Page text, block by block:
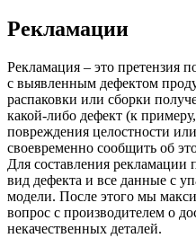
Рекламации
Рекламация – это претензия
с выявленным дефектом
распаковки или сборки
какой-либо дефект (к
повреждения целостности
своевременно сообщить об
Для составления рекламации
вид дефекта и все данные с
модели. После этого мы
вопрос с производителем о
некачественных деталей.